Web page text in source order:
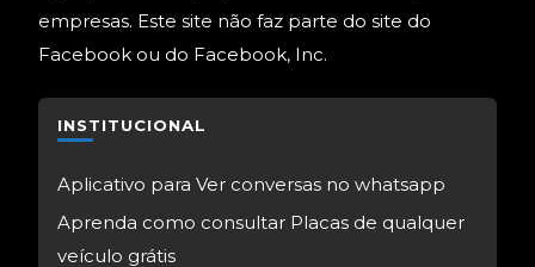
empresas. Este site não faz parte do site do
Facebook ou do Facebook, Inc.
INSTITUCIONAL
Aplicativo para Ver conversas no whatsapp
Aprenda como consultar Placas de qualquer
veículo grátis